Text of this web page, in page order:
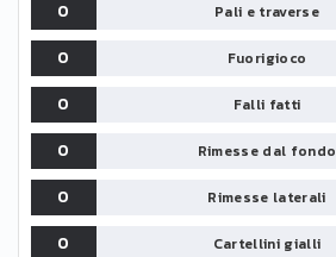
0 Pali e traverse
0
Fuorigioco
0
Falli fatti
0
Rimesse dal fondo
0
Rimesse laterali
0
Cartellini gialli